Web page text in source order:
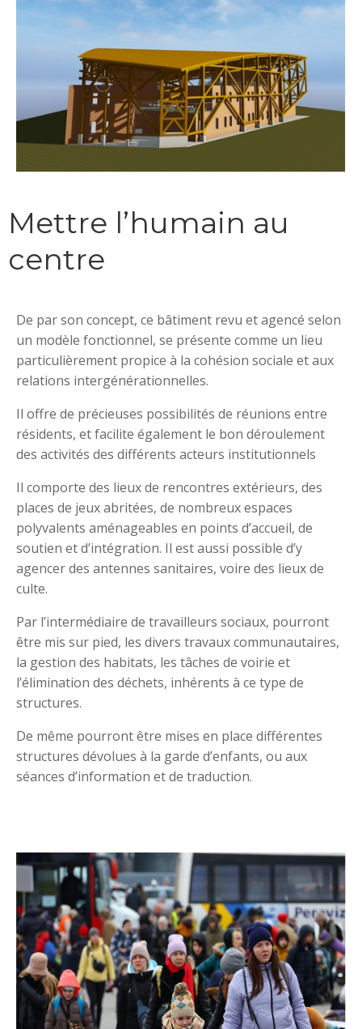
Mettre l’humain au
centre
De par son concept, ce bâtiment revu et agencé selon
un modèle fonctionnel, se présente comme un lieu
particulièrement propice à la cohésion sociale et aux
relations intergénérationnelles.
Il offre de précieuses possibilités de réunions entre
résidents, et facilite également le bon déroulement
des activités des différents acteurs institutionnels
Il comporte des lieux de rencontres extérieurs, des
places de jeux abritées, de nombreux espaces
polyvalents aménageables en points d’accueil, de
soutien et d’intégration. Il est aussi possible d’y
agencer des antennes sanitaires, voire des lieux de
culte.
Par l’intermédiaire de travailleurs sociaux, pourront
être mis sur pied, les divers travaux communautaires,
la gestion des habitats, les tâches de voirie et
l’élimination des déchets, inhérents à ce type de
structures.
De même pourront être mises en place différentes
structures dévolues à la garde d’enfants, ou aux
séances d’information et de traduction.